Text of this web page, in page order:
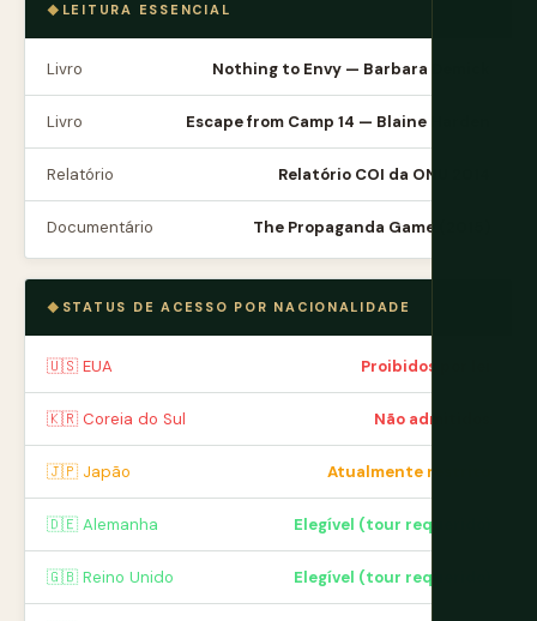
LEITURA ESSENCIAL
Livro Nothing to Envy — Barbara Demick
Livro Escape from Camp 14 — Blaine Harden
Relatório Relatório COI da ONU 2014
Documentário The Propaganda Game (2015)
STATUS DE ACESSO POR NACIONALIDADE
🇺🇸 EUA Proibidos por lei
🇰🇷 Coreia do Sul Não admitidos
🇯🇵 Japão Atualmente restrito
🇩🇪 Alemanha Elegível (tour requerido)
🇬🇧 Reino Unido Elegível (tour requerido)